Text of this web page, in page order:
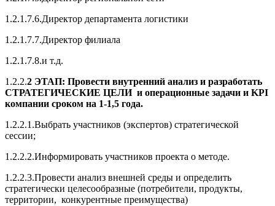
1.2.1.7.6.Директор департамента логистики
1.2.1.7.7.Директор филиала
1.2.1.7.8.и т.д.
1.2.2.2 ЭТАП: Провести внутренний анализ и разработать
СТРАТЕГИЧЕСКИЕ ЦЕЛИ и операционные задачи и KPI
компании сроком на 1-1,5 года.
1.2.2.1.Выбрать участников (экспертов) стратегической
сессии;
1.2.2.2.Информировать участников проекта о методе.
1.2.2.3.Провести анализ внешней среды и определить
стратегически целесообразные (потребители, продукты,
территории, конкурентные преимущества)